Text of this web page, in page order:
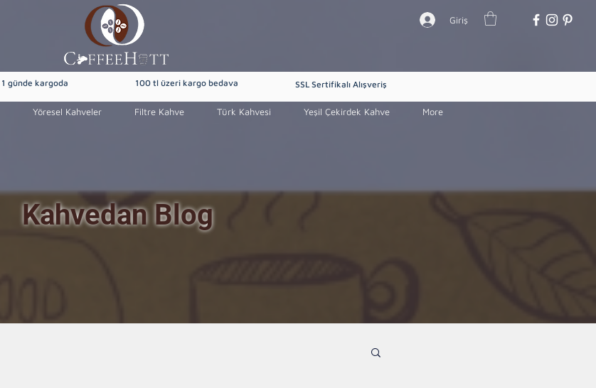
Giriş
1 günde kargoda 100 tl üzeri kargo bedava SSL Sertifikalı Alışveriş
Yöresel Kahveler Filtre Kahve Türk Kahvesi Yeşil Çekirdek Kahve More
Kahvedan Blog